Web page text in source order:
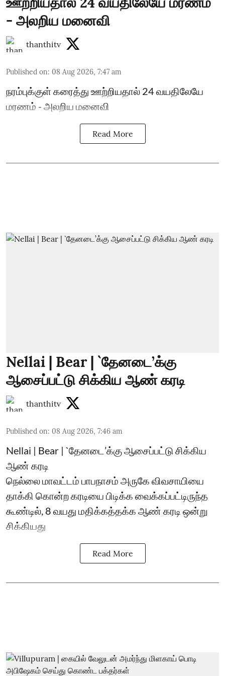
- அலறிய மனைவி
thanthitv
Published on: 08 Aug 2026, 7:47 am
நரம்புக்குள் கரைத்து ஊற்றியதால் 24 வயதிலேயே
மரணம் - அலறிய மனைவி
Read More
Nellai | Bear | `தேனடை’க்கு
ஆசைப்பட்டு சிக்கிய ஆண் கரடி
thanthitv
Published on: 08 Aug 2026, 7:46 am
Nellai | Bear | `தேனடை’க்கு ஆசைப்பட்டு சிக்கிய
ஆண் கரடி
நெல்லை மாவட்டம் பாபநாசம் அருகே விவசாயியை
தாக்கி கொன்ற கரடியை பிடிக்க வைக்கப்பட்டிருந்த
கூண்டில், 8 வயது மதிக்கத்தக்க ஆண் கரடி ஒன்று
சிக்கியது
Read More